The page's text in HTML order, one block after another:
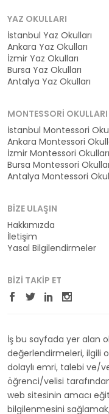
YAZ OKULLARI
İstanbul Yaz Okulları
Ankara Yaz Okulları
İzmir Yaz Okulları
Bursa Yaz Okulları
Antalya Yaz Okulları
MONTESSORI OKULLARI
İstanbul Montessori
Ankara Montessori
İzmir Montessori Okulları
Bursa Montessori
Antalya Montessori
BIZE ULAŞIN
Hakkımızda
İletişim
Yasal Bilgilendirmeler
BIZI TAKIP ET
İş bu sayfada yer alan
değerlendirmeleri, ilgili
dolaylı emri, talebi ve/
öğrenci/velisi
web sitesinin amacı
bilgilenmesini